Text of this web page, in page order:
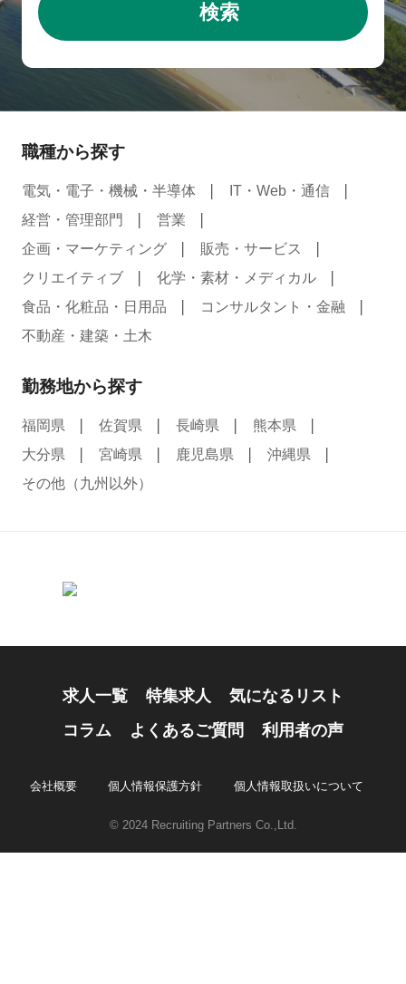
検索
職種から探す
電気・電子・機械・半導体
IT・Web・通信
経営・管理部門
営業
企画・マーケティング
販売・サービス
クリエイティブ
化学・素材・メディカル
食品・化粧品・日用品
コンサルタント・金融
不動産・建築・土木
勤務地から探す
福岡県 佐賀県 長崎県
熊本県
大分県
宮崎県 鹿児島県
沖縄県
その他（九州以外）
求人一覧 特集求人
気になるリスト
コラム
よくあるご質問 利用者の声
会社概要 個人情報保護方針 個人情報取扱いについて
© 2024 Recruiting Partners Co.,Ltd.